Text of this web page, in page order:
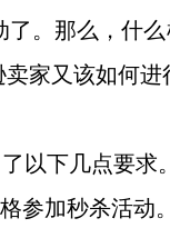
。那么，什
家又该如何进
以下几点要求。
参加秒杀活动。